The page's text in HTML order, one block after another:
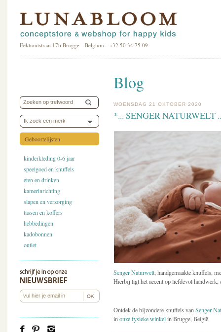
Eekhoutstraat 17b Brugge Belgium +32 50 34 75 09
Ik zoek een merk
Geboortelijsten
kinderkleding 0-6 jaar
speelgoed en knuffels
eten en drinken
kamerinrichting
slapen en verzorging
tassen en koffers
hebbedingen
kadobonnen
outlet
Blog
WOENSDAG 21 OKTOBER 2020
*... SENGER NATURWELT
Senger Naturwelt, handgemaakte knuffels,
Hierbij ligt het accent op liefdevol handwerk,
Ontdek de bijzondere knuffels vanSenger
inonze fysieke winkelin Brugge, België.